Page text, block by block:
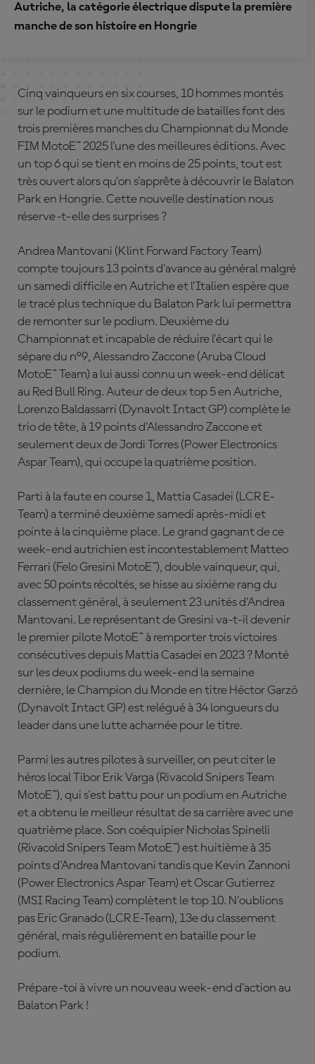
Autriche, la catégorie électrique dispute la première
manche de son histoire en Hongrie
Cinq vainqueurs en six courses, 10 hommes montés
sur le podium et une multitude de batailles font des
trois premières manches du Championnat du Monde
FIM MotoE™ 2025 l'une des meilleures éditions. Avec
un top 6 qui se tient en moins de 25 points, tout est
très ouvert alors qu'on s'apprête à découvrir le Balaton
Park en Hongrie. Cette nouvelle destination nous
réserve-t-elle des surprises ?
Andrea Mantovani (Klint Forward Factory Team)
compte toujours 13 points d'avance au général malgré
un samedi difficile en Autriche et l'Italien espère que
le tracé plus technique du Balaton Park lui permettra
de remonter sur le podium. Deuxième du
Championnat et incapable de réduire l'écart qui le
sépare du n°9, Alessandro Zaccone (Aruba Cloud
MotoE™ Team) a lui aussi connu un week-end délicat
au Red Bull Ring. Auteur de deux top 5 en Autriche,
Lorenzo Baldassarri (Dynavolt Intact GP) complète le
trio de tête, à 19 points d'Alessandro Zaccone et
seulement deux de Jordi Torres (Power Electronics
Aspar Team), qui occupe la quatrième position.
Parti à la faute en course 1, Mattia Casadei (LCR E-
Team) a terminé deuxième samedi après-midi et
pointe à la cinquième place. Le grand gagnant de ce
week-end autrichien est incontestablement Matteo
Ferrari (Felo Gresini MotoE™), double vainqueur, qui,
avec 50 points récoltés, se hisse au sixième rang du
classement général, à seulement 23 unités d'Andrea
Mantovani. Le représentant de Gresini va-t-il devenir
le premier pilote MotoE™ à remporter trois victoires
consécutives depuis Mattia Casadei en 2023 ? Monté
sur les deux podiums du week-end la semaine
dernière, le Champion du Monde en titre Héctor Garzó
(Dynavolt Intact GP) est relégué à 34 longueurs du
leader dans une lutte acharnée pour le titre.
Parmi les autres pilotes à surveiller, on peut citer le
héros local Tibor Erik Varga (Rivacold Snipers Team
MotoE™), qui s'est battu pour un podium en Autriche
et a obtenu le meilleur résultat de sa carrière avec une
quatrième place. Son coéquipier Nicholas Spinelli
(Rivacold Snipers Team MotoE™) est huitième à 35
points d'Andrea Mantovani tandis que Kevin Zannoni
(Power Electronics Aspar Team) et Oscar Gutierrez
(MSI Racing Team) complètent le top 10. N'oublions
pas Eric Granado (LCR E-Team), 13e du classement
général, mais régulièrement en bataille pour le
podium.
Prépare-toi à vivre un nouveau week-end d'action au
Balaton Park !